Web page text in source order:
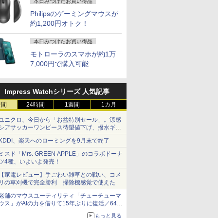
Philipsのゲーミングマウスが
約1,200円オトク！
本日みつけたお買い得品
モトローラのスマホが約1万
7,000円で購入可能
Impress Watchシリーズ 人気記事
24時間 1週間 1カ月
ニクロ、今日から「お盆特別セール」。涼感
アサッカーワンピース待望値下げ、撥水ギア
ョーツは1990円に
、楽天へのローミングを9月末で終了
スド「Mrs. GREEN APPLE」のコラボドーナ
4種、いよいよ発売！
家電レビュー】手ごわい雑草との戦い、コメ
の草刈機で完全勝利 掃除機感覚で使えた
舗のマウスユーティリティ「チューチューマ
ス」がAIの力を借りて15年ぶりに復活／64bit
、Windows 10/11、「Chrome」も走り回
もっと見る